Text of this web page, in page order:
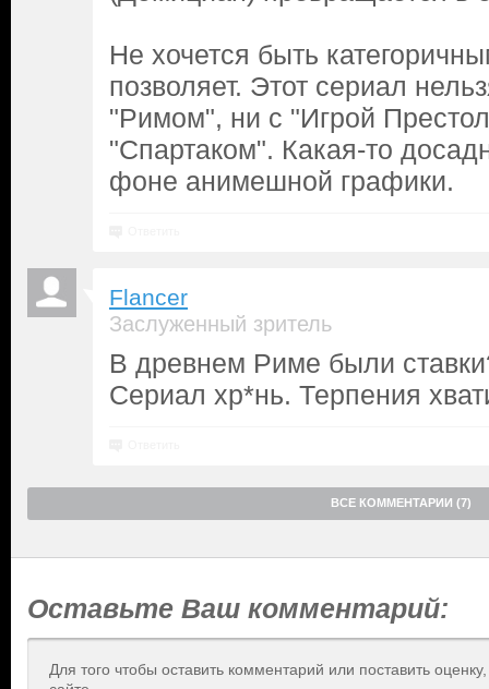
Не хочется быть
позволяет. Этот сериал
"Римом", ни с "Игрой
"Спартаком". Какая-то
фоне анимешной графики.
Flancer
Заслуженный зритель
В древнем Риме были
Сериал хр*нь. Терпения
ВСЕ КОММЕНТАРИИ (7)
Оставьте Ваш комментарий:
Для того чтобы оставить комментарий или поставить